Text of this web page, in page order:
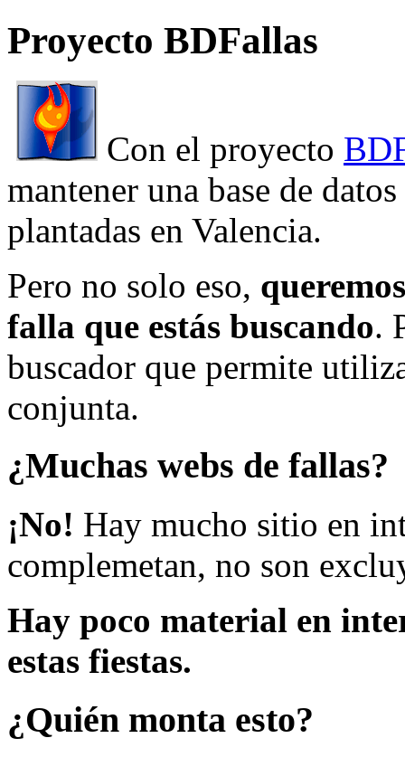
Proyecto BDFallas
Con el proyecto
mantener una base de
plantadas en Valencia.
Pero no solo eso,
falla que estás buscando.
buscador que permite
conjunta.
¿Muchas webs de fallas?
¡No! Hay mucho sitio en
complemetan, no son
Hay poco material en
estas fiestas.
¿Quién monta esto?